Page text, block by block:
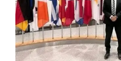
যদি বিসিএস দিতে চাও